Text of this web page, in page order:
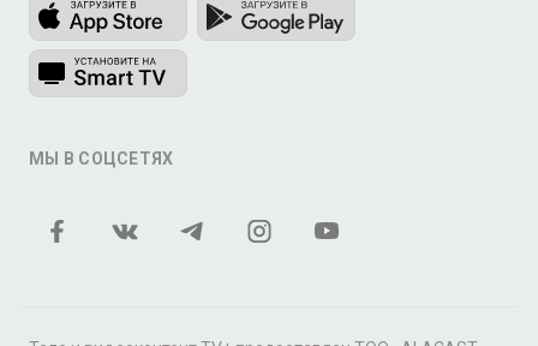
МЫ В СОЦСЕТЯХ